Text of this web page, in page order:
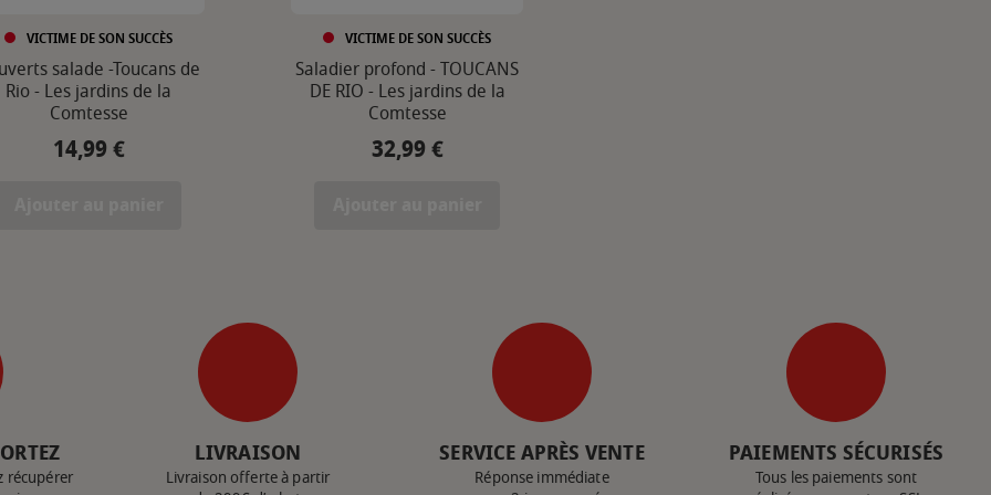
VICTIME DE SON SUCCÈS
salade -Toucans de
Rio - Les jardins de la
Comtesse
Prix
14,99 €
VICTIME DE SON SUCCÈS
Saladier profond - TOUCANS
DE RIO - Les jardins de la
Comtesse
Prix
32,99 €
récupérer
LIVRAISON
Livraison offerte à partir
SERVICE APRÈS VENTE
Réponse immédiate
PAIEMENTS SÉCURISÉS
Tous les paiements sont